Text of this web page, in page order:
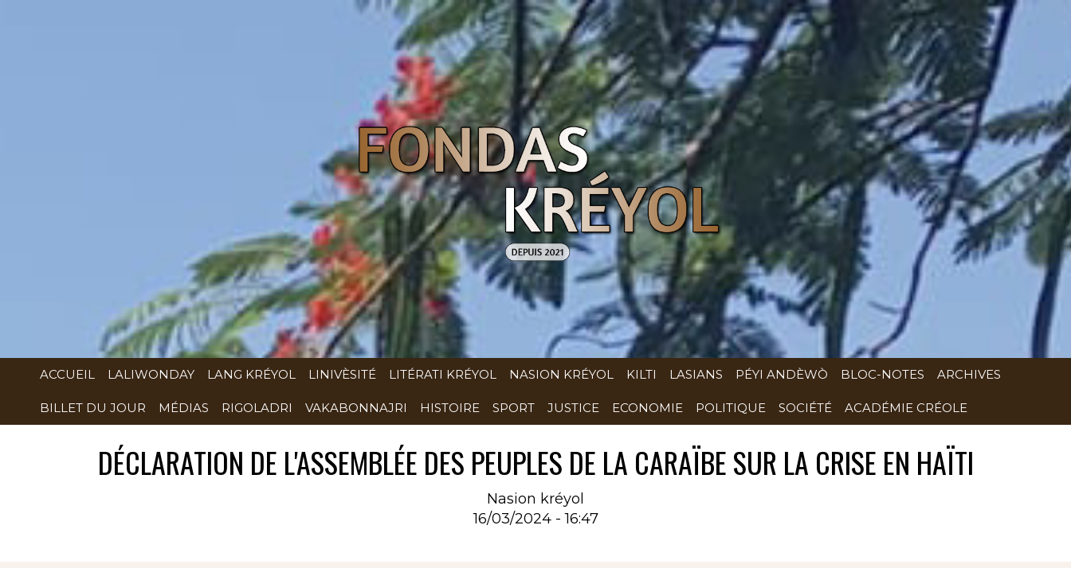
ACCUEIL LALIWONDAY LANG KRÉYOL LINIVÈSITÉ LITÉRATI KRÉYOL NASION KRÉYOL KILTI LASIANS PÉYI ANDÈWÒ BLOC-NOTES ARCHIVES
BILLET DU JOUR MÉDIAS RIGOLADRI VAKABONNAJRI HISTOIRE SPORT JUSTICE ECONOMIE POLITIQUE SOCIÉTÉ ACADÉMIE CRÉOLE
DÉCLARATION DE L'ASSEMBLÉE DES PEUPLES DE LA CARAÏBE SUR LA CRISE EN HAÏTI
Nasion kréyol
16/03/2024 - 16:47